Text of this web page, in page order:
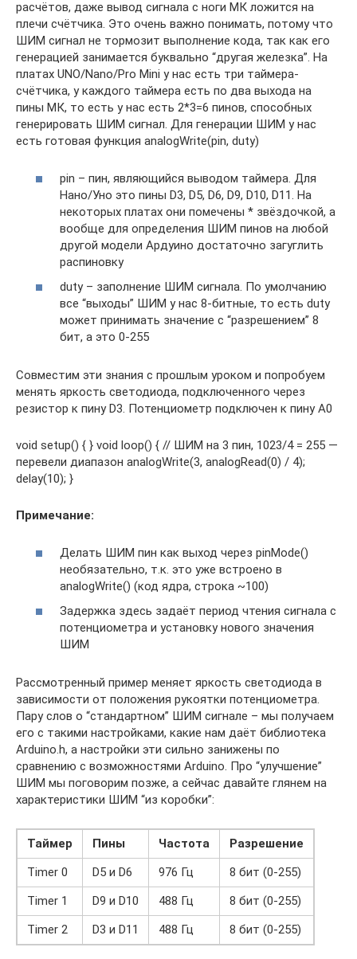
расчётов, даже вывод сигнала с ноги МК ложится на
плечи счётчика. Это очень важно понимать, потому что
ШИМ сигнал не тормозит выполнение кода, так как его
генерацией занимается буквально “другая железка”. На
платах UNO/Nano/Pro Mini у нас есть три таймера-
счётчика, у каждого таймера есть по два выхода на
пины МК, то есть у нас есть 2*3=6 пинов, способных
генерировать ШИМ сигнал. Для генерации ШИМ у нас
есть готовая функция analogWrite(pin, duty)
pin – пин, являющийся выводом таймера. Для
Нано/Уно это пины D3, D5, D6, D9, D10, D11. На
некоторых платах они помечены * звёздочкой, а
вообще для определения ШИМ пинов на любой
другой модели Ардуино достаточно загуглить
распиновку
duty – заполнение ШИМ сигнала. По умолчанию
все “выходы” ШИМ у нас 8-битные, то есть duty
может принимать значение с “разрешением” 8
бит, а это 0-255
Совместим эти знания с прошлым уроком и попробуем
менять яркость светодиода, подключенного через
резистор к пину D3. Потенциометр подключен к пину A0
void setup() { } void loop() { // ШИМ на 3 пин, 1023/4 = 255 —
перевели диапазон analogWrite(3, analogRead(0) / 4);
delay(10); }
Примечание:
Делать ШИМ пин как выход через pinMode()
необязательно, т.к. это уже встроено в
analogWrite() (код ядра, строка ~100)
Задержка здесь задаёт период чтения сигнала с
потенциометра и установку нового значения
ШИМ
Рассмотренный пример меняет яркость светодиода в
зависимости от положения рукоятки потенциометра.
Пару слов о “стандартном” ШИМ сигнале – мы получаем
его с такими настройками, какие нам даёт библиотека
Arduino.h, а настройки эти сильно занижены по
сравнению с возможностями Arduino. Про “улучшение”
ШИМ мы поговорим позже, а сейчас давайте глянем на
характеристики ШИМ “из коробки”:
Таймер Пины Частота
Разрешение
Timer 0
D5 и D6 976 Гц
8 бит (0-255)
Timer 1
D9 и D10 488 Гц
8 бит (0-255)
Timer 2
D3 и D11 488 Гц 8 бит (0-255)